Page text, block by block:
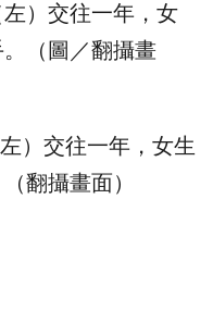
）交往一年，女
（圖／翻攝畫